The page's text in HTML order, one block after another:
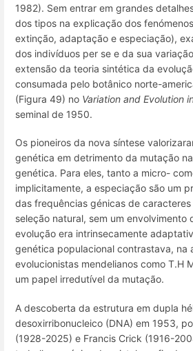
1982). Sem entrar em grandes
dos tipos na explicação dos
extinção, adaptação e especiação),
dos indivíduos per se e da sua
extensão da teoria sintética da
consumada pelo botânico norte-
(Figura 49) no Variation and Evolution
seminal de 1950.
Os pioneiros da nova síntese
genética em detrimento da mutação
genética. Para eles, tanto a micro-
implicitamente, a especiação são um
das frequências génicas de
seleção natural, sem um envolvimento
evolução era intrinsecamente
genética populacional contrastava, na
evolucionistas mendelianos como T.H
um papel irredutível da mutação.
A descoberta da estrutura em dupla
desoxirribonucleico (DNA) em 1953,
(1928-2025) e Francis Crick (1916-